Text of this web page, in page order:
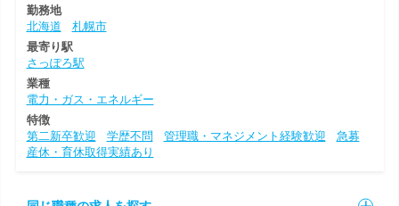
勤務地
北海道
札幌市
最寄り駅
さっぽろ駅
業種
電力・ガス・エネルギー
特徴
第二新卒歓迎
学歴不問 管理職・マネジメント経験歓迎
急募
産休・育休取得実績あり